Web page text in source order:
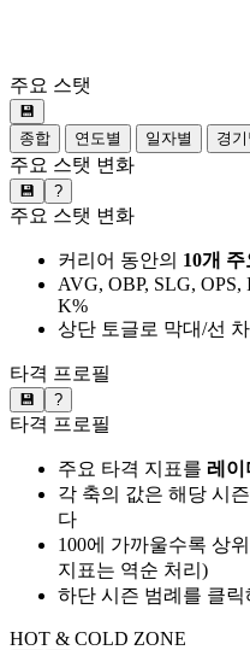
주요 스탯
💾
종합
연도별 일자별 경기
주요 스탯 변화
💾 ?
주요 스탯 변화
커리어 동안의 10개
AVG, OBP, SLG,
K%
상단 토글로 막대/선
타격 프로필
💾 ?
타격 프로필
주요 타격 지표를 레이
각 축의 값은 해당 시
다
100에 가까울수록 상
지표는 역순 처리)
하단 시즌 범례를 클
HOT & COLD ZONE